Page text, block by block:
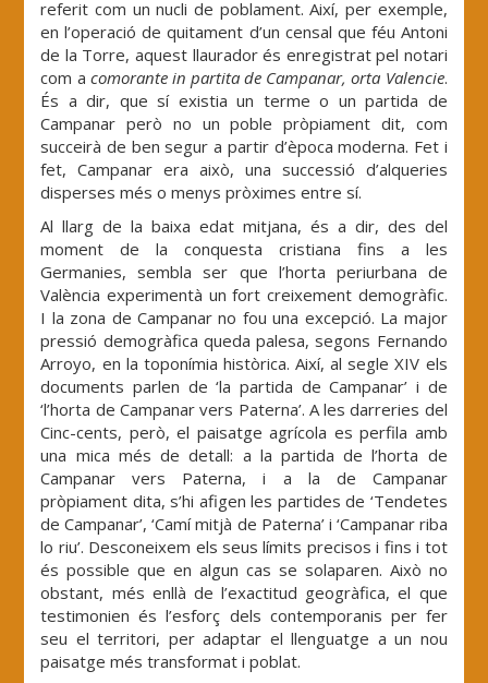
referit com un nucli de poblament. Així, per exemple,
en l’operació de quitament d’un censal que féu Antoni
de la Torre, aquest llaurador és enregistrat pel notari
com a comorante in partita de Campanar, orta Valencie.
És a dir, que sí existia un terme o un partida de
Campanar però no un poble pròpiament dit, com
succeirà de ben segur a partir d’època moderna. Fet i
fet, Campanar era això, una successió d’alqueries
disperses més o menys pròximes entre sí.
Al llarg de la baixa edat mitjana, és a dir, des del
moment de la conquesta cristiana fins a les
Germanies, sembla ser que l’horta periurbana de
València experimentà un fort creixement demogràfic.
I la zona de Campanar no fou una excepció. La major
pressió demogràfica queda palesa, segons Fernando
Arroyo, en la toponímia històrica. Així, al segle XIV els
documents parlen de ‘la partida de Campanar’ i de
‘l’horta de Campanar vers Paterna’. A les darreries del
Cinc-cents, però, el paisatge agrícola es perfila amb
una mica més de detall: a la partida de l’horta de
Campanar vers Paterna, i a la de Campanar
pròpiament dita, s’hi afigen les partides de ‘Tendetes
de Campanar’, ‘Camí mitjà de Paterna’ i ‘Campanar riba
lo riu’. Desconeixem els seus límits precisos i fins i tot
és possible que en algun cas se solaparen. Això no
obstant, més enllà de l’exactitud geogràfica, el que
testimonien és l’esforç dels contemporanis per fer
seu el territori, per adaptar el llenguatge a un nou
paisatge més transformat i poblat.